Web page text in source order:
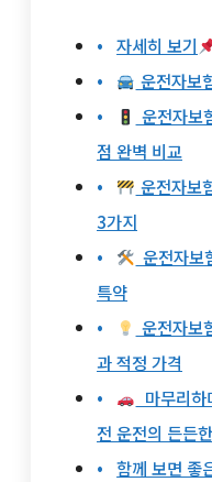
자세히 보기
운전자보
운전자보
점 완벽 비교
운전자보
3가지
운전자
특약
운전자보
과 적정 가격
마무리
전 운전의 든든
함께 보면 좋